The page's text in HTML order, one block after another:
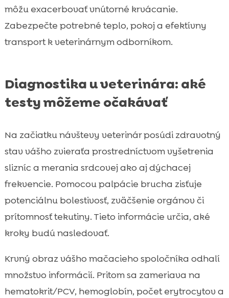
môžu exacerbovať vnútorné krvácanie.
Zabezpečte potrebné teplo, pokoj a efektívny
transport k veterinárnym odborníkom.
Diagnostika u veterinára: aké
testy môžeme očakávať
Na začiatku návštevy veterinár posúdi zdravotný
stav vášho zvieraťa prostredníctvom vyšetrenia
slizníc a merania srdcovej ako aj dýchacej
frekvencie. Pomocou palpácie brucha zisťuje
potenciálnu bolestivosť, zväčšenie orgánov či
prítomnosť tekutiny. Tieto informácie určia, aké
kroky budú nasledovať.
Krvný obraz vášho mačacieho spoločníka odhalí
množstvo informácií. Pritom sa zameriava na
hematokrit/PCV, hemoglobín, počet erytrocytov a